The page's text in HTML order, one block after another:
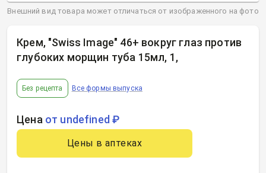
Крем, "Swiss Image" 46+ вокруг глаз против
глубоких морщин туба 15мл, 1 ,
Без рецепта Все формы выпуска
Цена от undefined ₽
Цены в аптеках
Внешний вид товара может отличаться от изображенного на фото